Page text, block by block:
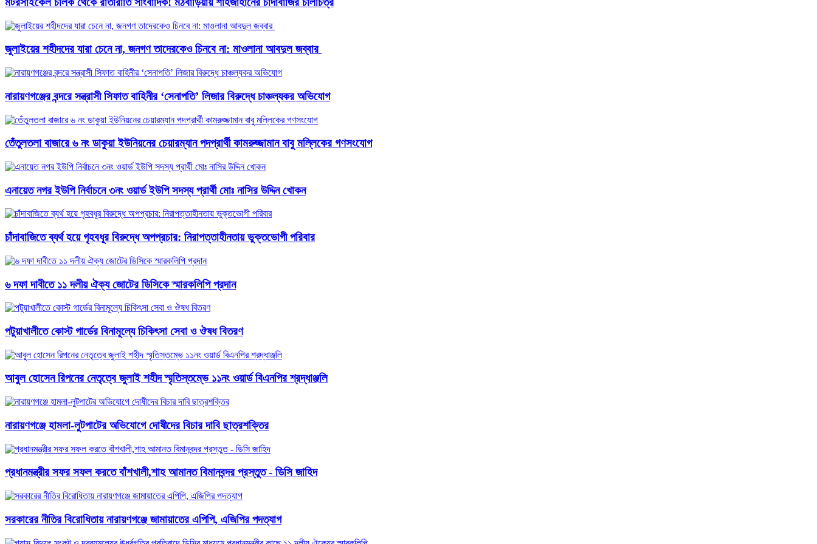
জুলাইয়ের শহীদদের যারা চেনে না, জনগণ তাদেরকেও চিনবে না: মাওলানা আবদুল জব্বার ​
নারায়ণগঞ্জের বন্দরে সন্ত্রাসী সিফাত বাহিনীর ‘সেনাপতি’ লিজার বিরুদ্ধে চাঞ্চল্যকর অভিযোগ
তেঁতুলতলা বাজারে ৬ নং ডাকুয়া ইউনিয়নের চেয়ারম্যান পদপ্রার্থী কামরুজ্জামান বাবু মল্লিকের গণসংযোগ
এনায়েত নগর ইউপি নির্বাচনে ৩নং ওয়ার্ড ইউপি সদস্য প্রার্থী মোঃ নাসির উদ্দিন খোকন
চাঁদাবাজিতে ব্যর্থ হয়ে গৃহবধূর বিরুদ্ধে অপপ্রচার: নিরাপত্তাহীনতায় ভুক্তভোগী পরিবার
৬ দফা দাবীতে ১১ দলীয় ঐক্য জোটের ডিসিকে স্মারকলিপি প্রদান
পটুয়াখালীতে কোস্ট গার্ডের বিনামূল্যে চিকিৎসা সেবা ও ঔষধ বিতরণ
আবু্ল হোসেন রিপনের নেতৃত্বে জুলাই শহীদ স্মৃতিস্তম্ভে ১১নং ওয়ার্ড বিএনপির শ্রদ্ধাঞ্জলি
নারায়ণগঞ্জে হামলা-লুটপাটের অভিযোগে দোষীদের বিচার দাবি ছাত্রশক্তির
প্রধানমন্ত্রীর সফর সফল করতে বাঁশখালী,শাহ আমানত বিমানবন্দর প্রস্তুত - ডিসি জাহিদ
সরকারের নীতির বিরোধিতায় নারায়ণগঞ্জে জামায়াতের এপিপি, এজিপির পদত্যাগ